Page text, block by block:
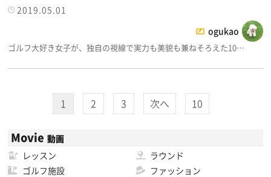
2019.05.01
ogukao
ゴルフ大好き女子が、独自の視線で実力も美貌も兼ねそろえた10…
1 2 3 次へ 10
Movie 動画
レッスン
ラウンド
ゴルフ施設
ファッション